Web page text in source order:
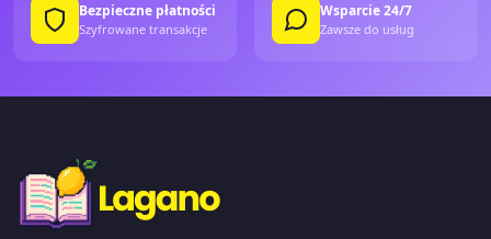
Bezpieczne płatności
Szyfrowane transakcje
Wsparcie 24/7
Zawsze do usług